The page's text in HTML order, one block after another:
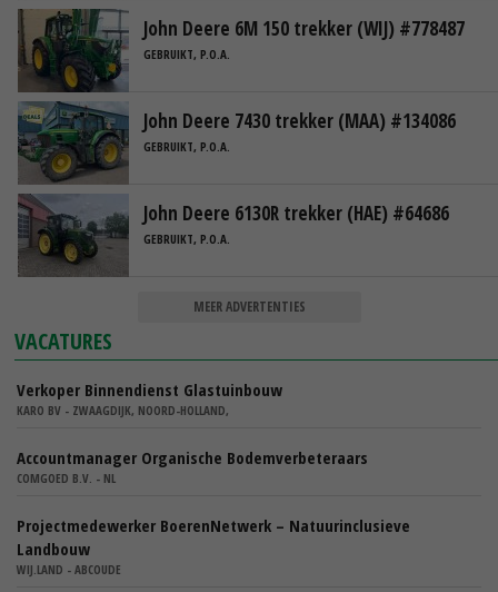
John Deere 6M 150 trekker (WIJ) #778487
GEBRUIKT, P.O.A.
John Deere 7430 trekker (MAA) #134086
GEBRUIKT, P.O.A.
John Deere 6130R trekker (HAE) #64686
GEBRUIKT, P.O.A.
MEER ADVERTENTIES
VACATURES
Verkoper Binnendienst Glastuinbouw
KARO BV - ZWAAGDIJK, NOORD-HOLLAND,
Accountmanager Organische Bodemverbeteraars
COMGOED B.V. - NL
Projectmedewerker BoerenNetwerk – Natuurinclusieve
Landbouw
WIJ.LAND - ABCOUDE